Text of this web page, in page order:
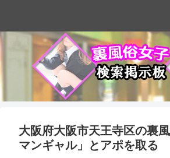
大阪府大阪市天王寺区の裏
マンギャル」とアポを取る